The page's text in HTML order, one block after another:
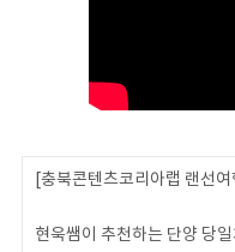
[충북콘텐츠코리아랩 랜선여
현욱쌤이 추천하는 단양 당